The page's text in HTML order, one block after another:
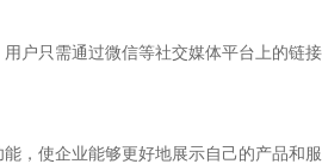
户只需通过微信等社交媒体平台上的
使企业能够更好地展示自己的产品和